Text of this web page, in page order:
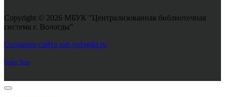
Copyright © 2026 МБУК "Централизованная библиотечная
система г. Вологды"
Создание сайта sait-vologda.ru
Goto Top